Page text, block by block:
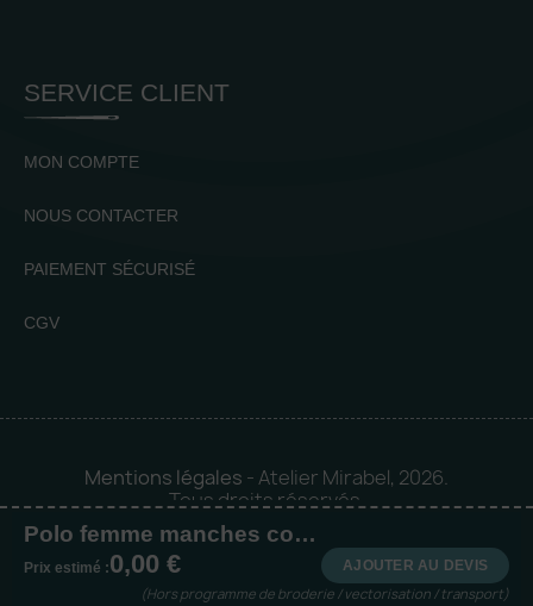
Polo femme manches courtes à liserés contrastés
Prix estimé :0,00 € AJOUTER AU DEVIS
(Hors programme de broderie / vectorisation / transport)
SERVICE CLIENT
MON COMPTE
NOUS CONTACTER
PAIEMENT SÉCURISÉ
CGV
Mentions légales - Atelier Mirabel, 2026.
Tous droits réservés.
Mise en orbite 🪐 byLogia |
Agence web et communication